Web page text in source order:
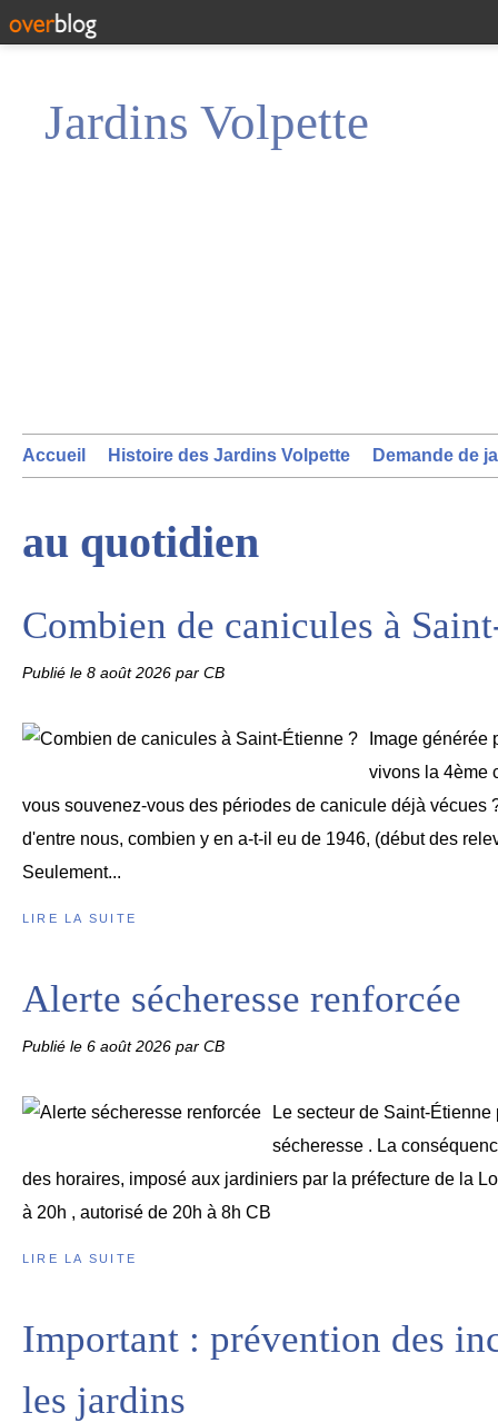
Jardins Volpette
Accueil Histoire des Jardins Volpette Demande de
au quotidien
Combien de canicules à
Publié le 8 août 2026 par CB
Image générée
vivons la 4ème
vous souvenez-vous des périodes de canicule déjà vécues
d'entre nous, combien y en a-t-il eu de 1946, (début des
Seulement...
LIRE LA SUITE
Alerte sécheresse renforcée
Publié le 6 août 2026 par CB
Le secteur de Saint-
sécheresse . La
des horaires, imposé aux jardiniers par la préfecture de la
à 20h , autorisé de 20h à 8h CB
LIRE LA SUITE
Important : prévention des
les jardins